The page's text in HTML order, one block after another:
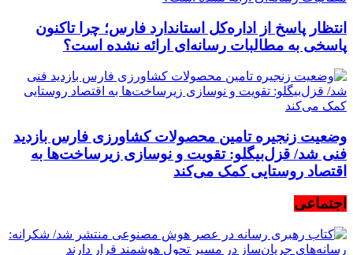
انتظار پاسخ از اداره‌کل استاندارد فارس؛ چرا تاکنون
پاسخی به مطالبات رسانه‌ای ارائه نشده است؟
وضعیت زنجیره تامین محصولات کشاورزی فارس بازدید
فنی شد/ قزل‌بیگلو: تقویت و نوسازی زیرساخت‌ها به
اقتصاد روستایی کمک می‌کند
اجتماعی